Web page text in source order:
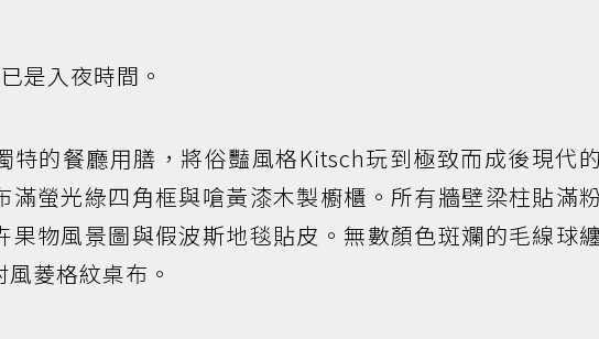
是入夜時間。
特的餐廳用膳，將俗豔風格Kitsch玩到極致而成後現代
滿螢光綠四角框與嗆黃漆木製櫥櫃。所有牆壁梁柱貼滿
果物風景圖與假波斯地毯貼皮。無數顏色斑斕的毛線球
菱格紋桌布。